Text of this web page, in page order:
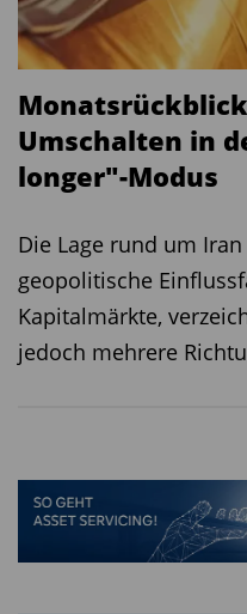
Monatsrückblick
Umschalten in
longer"-Modus
Die Lage rund um
geopolitische
Kapitalmärkte,
jedoch mehrere